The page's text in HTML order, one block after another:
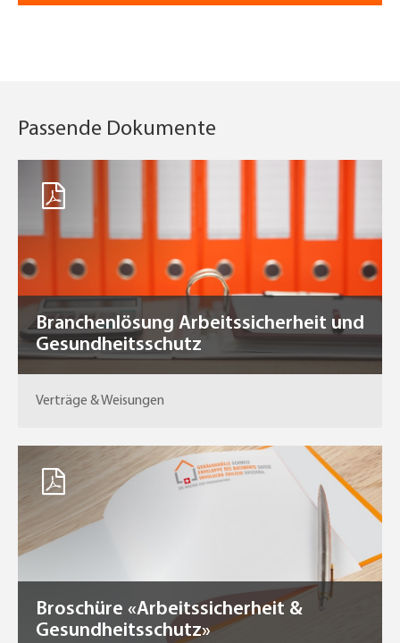
Passende Dokumente
Branchenlösung Arbeitssicherheit und
Gesundheitsschutz
Verträge & Weisungen
Broschüre «Arbeitssicherheit &
Gesundheitsschutz»